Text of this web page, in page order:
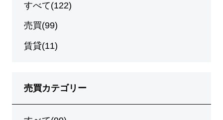
すべて(122)
売買(99)
賃貸(11)
売買カテゴリー